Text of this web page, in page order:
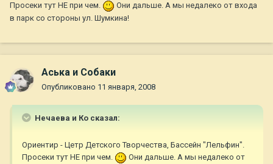
Просеки тут НЕ при чем.
Они дальше. А мы недалеко от входа
в парк со стороны ул. Шумкина!
Аська и Собаки
Опубликовано 11 января, 2008
Нечаева и Ко сказал:
Ориентир - Цетр Детского Творчества, Бассейн "Лельфин".
Просеки тут НЕ при чем.
Они дальше. А мы недалеко от